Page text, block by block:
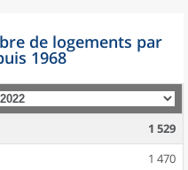
de logements par
1968
1 529
1 470